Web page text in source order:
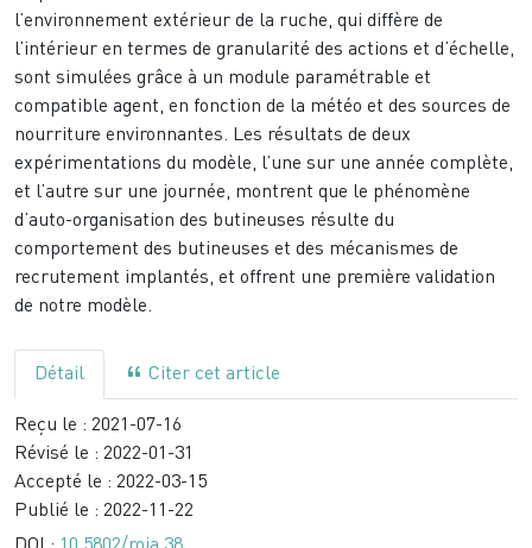
l’environnement extérieur de la ruche, qui diffère de
l’intérieur en termes de granularité des actions et d’échelle,
sont simulées grâce à un module paramétrable et
compatible agent, en fonction de la météo et des sources de
nourriture environnantes. Les résultats de deux
expérimentations du modèle, l’une sur une année complète,
et l’autre sur une journée, montrent que le phénomène
d’auto-organisation des butineuses résulte du
comportement des butineuses et des mécanismes de
recrutement implantés, et offrent une première validation
de notre modèle.
Détail Citer cet article
Reçu le : 2021-07-16
Révisé le : 2022-01-31
Accepté le : 2022-03-15
Publié le : 2022-11-22